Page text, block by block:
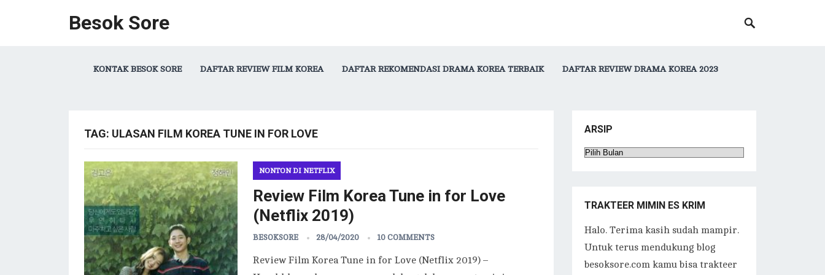
Besok Sore
KONTAK BESOK SORE DAFTAR REVIEW FILM KOREA DAFTAR REKOMENDASI DRAMA KOREA TERBAIK DAFTAR REVIEW DRAMA KOREA 2023
TAG: ULASAN FILM KOREA TUNE IN FOR LOVE
NONTON DI NETFLIX
Review Film Korea Tune in for Love
(Netflix 2019)
BESOKSORE 28/04/2020 10 COMMENTS
Review Film Korea Tune in for Love (Netflix 2019) –
ARSIP
Arsip
TRAKTEER MIMIN ES KRIM
Halo. Terima kasih sudah mampir.
Untuk terus mendukung blog
besoksore.com kamu bisa trakteer